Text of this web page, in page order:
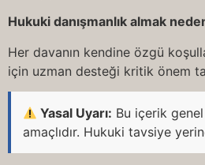
Hukuki danışmanlık almak
Her davanın kendine özgü
için uzman desteği kritik önem
Yasal Uyarı: Bu içerik
amaçlıdır. Hukuki tavsiye